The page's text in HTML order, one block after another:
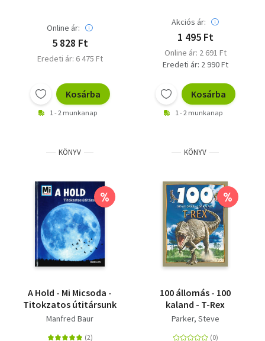
Online ár:
5 828 Ft
Eredeti ár: 6 475 Ft
Kosárba
1 - 2 munkanap
Akciós ár:
1 495 Ft
Online ár: 2 691 Ft
Eredeti ár: 2 990 Ft
Kosárba
1 - 2 munkanap
KÖNYV
%
A Hold - Mi Micsoda -
Titokzatos útitársunk
Manfred Baur
KÖNYV
%
100 állomás - 100
kaland - T-Rex
Parker, Steve